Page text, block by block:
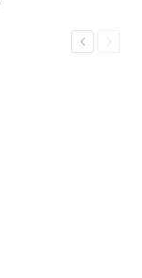
PreviousNext